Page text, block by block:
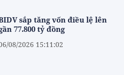
sắp tăng vốn điều lệ lên
77.800 tỷ đồng
08/2026 15:11:02